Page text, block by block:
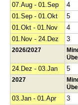
07.Aug - 01.Sep 4
01.Sep - 01.Okt
5
01.Okt - 01.Nov
4
01.Nov - 24.Dez
3
2026/2027
24.Dez - 03.Jan 5
2027
03.Jan - 01.Apr 3